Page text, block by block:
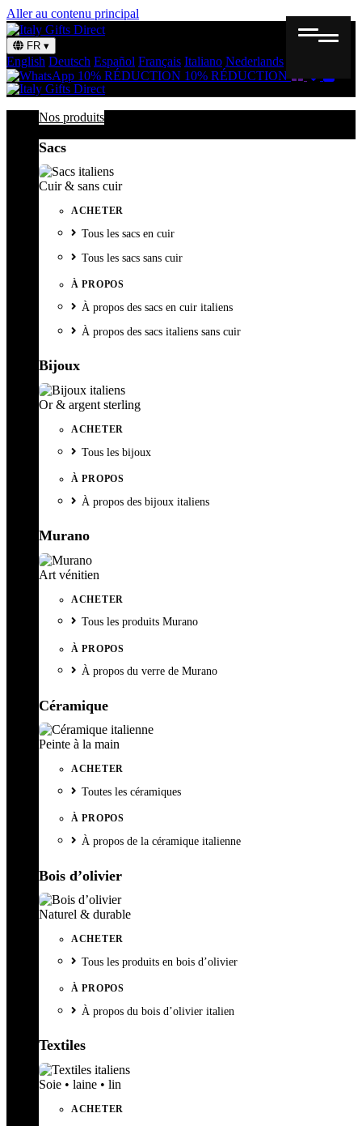
Aller au contenu principal
FR ▾
English Deutsch Español Français Italiano Nederlands
10% RÉDUCTION 10% RÉDUCTION
Nos produits
Sacs
Cuir & sans cuir
ACHETER
Tous les sacs en cuir
Tous les sacs sans cuir
À PROPOS
À propos des sacs en cuir italiens
À propos des sacs italiens sans cuir
Bijoux
Or & argent sterling
ACHETER
Tous les bijoux
À PROPOS
À propos des bijoux italiens
Murano
Art vénitien
ACHETER
Tous les produits Murano
À PROPOS
À propos du verre de Murano
Céramique
Peinte à la main
ACHETER
Toutes les céramiques
À PROPOS
À propos de la céramique italienne
Bois d’olivier
Naturel & durable
ACHETER
Tous les produits en bois d’olivier
À PROPOS
À propos du bois d’olivier italien
Textiles
Soie • laine • lin
ACHETER